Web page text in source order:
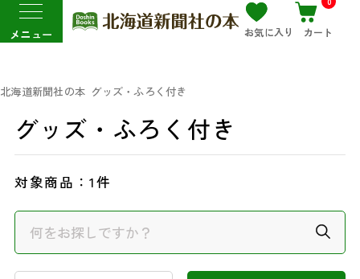
メニュー お気に入り カート
北海道新聞社の本 グッズ・ふろく付き
グッズ・ふろく付き
対象商品：1件